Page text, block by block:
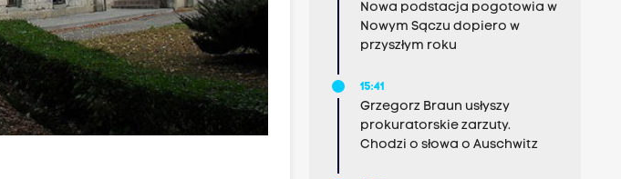
Nowa podstacja pogotowia w
Nowym Sączu dopiero w
przyszłym roku
15:41
Grzegorz Braun usłyszy
prokuratorskie zarzuty.
Chodzi o słowa o Auschwitz